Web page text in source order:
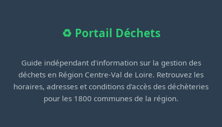
♻️ Portail Déchets
Guide indépendant d'information sur la gestion des
déchets en Région Centre-Val de Loire. Retrouvez les
horaires, adresses et conditions d'accès des déchèteries
pour les 1800 communes de la région.